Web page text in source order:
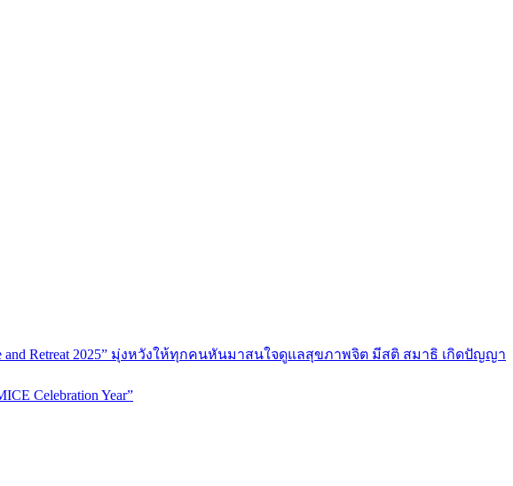
and Retreat 2025” มุ่งหวังให้ทุกคนหันมาสนใจดูแลสุขภาพจิต มีสติ สมาธิ เกิดปัญญา
Celebration Year”